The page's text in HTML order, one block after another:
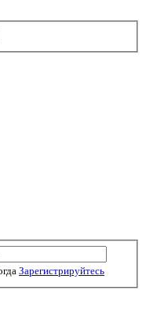
Зарегистрируйтесь